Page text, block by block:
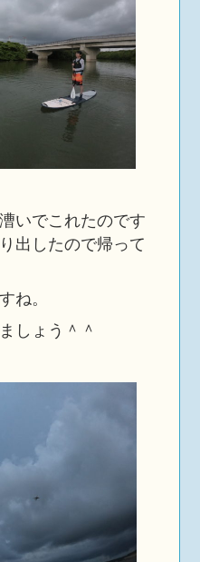
いでこれたのです
出したので帰って
ね。
しょう＾＾